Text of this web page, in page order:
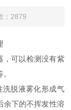
2879
，可以检测没有紫
脱液雾化形成气
余下的不挥发性溶